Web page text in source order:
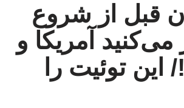
قبل از شروع
آمریکا و
توئیت را